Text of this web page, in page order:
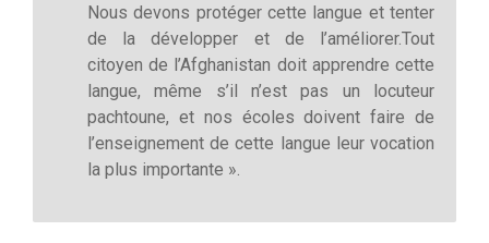
Nous devons protéger cette langue et tenter
de la développer et de l’améliorer.Tout
citoyen de l’Afghanistan doit apprendre cette
langue, même s’il n’est pas un locuteur
pachtoune, et nos écoles doivent faire de
l’enseignement de cette langue leur vocation
la plus importante ».